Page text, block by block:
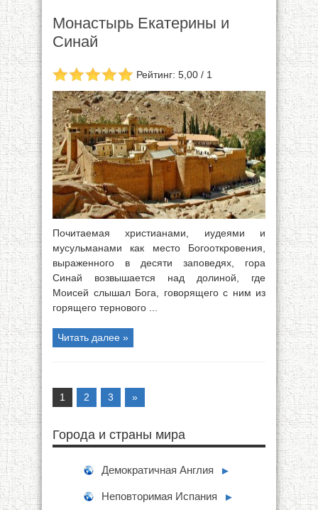
Монастырь Екатерины и
Синай
Рейтинг: 5,00 / 1
Почитаемая христианами, иудеями и
мусульманами как место Богооткровения,
выраженного в десяти заповедях, гора
Синай возвышается над долиной, где
Моисей слышал Бога, говорящего с ним из
горящего тернового ...
Читать далее »
1 2 3 »
Города и страны мира
Демократичная Англия ►
Неповторимая Испания ►